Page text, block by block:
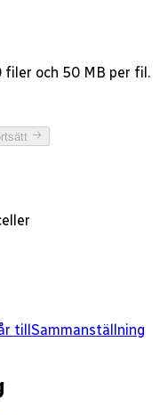
filer och 50 MB per fil.
till Sammanställning